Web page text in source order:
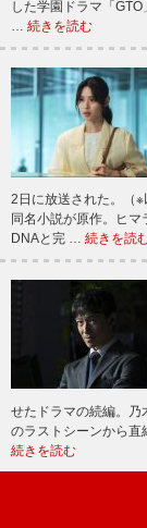
した学園ドラマ「
… 続きを読む
2日に放送された。（
同名小説が原作。ヒ
DNAと完 … 続きを読
せたドラマの続編。乃
のラストシーンから直
続きを読む